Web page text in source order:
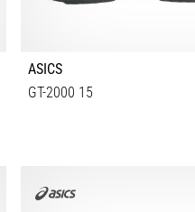
ASICS
GT-2000 15